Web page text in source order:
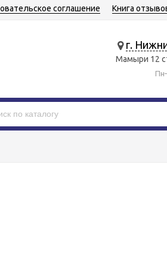
соглашение Книга
г.
Мамыри 12